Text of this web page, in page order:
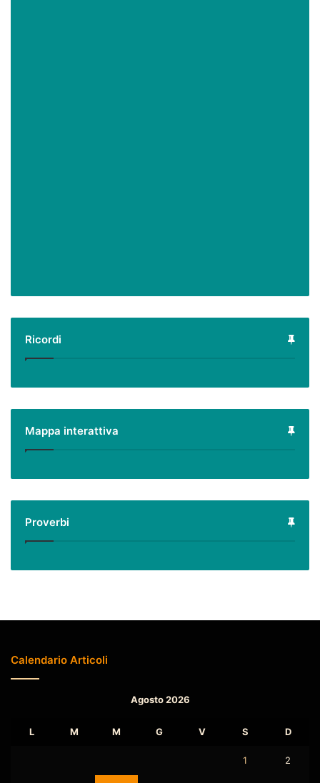
Ricordi
Mappa interattiva
Proverbi
Calendario Articoli
Agosto 2026
L M M G V S D
1 2